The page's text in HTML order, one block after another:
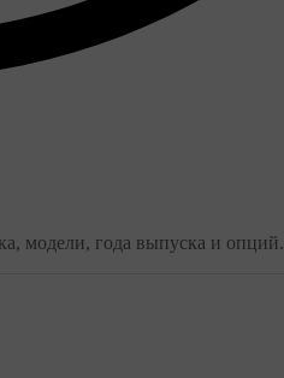
модели, года выпуска и опций.